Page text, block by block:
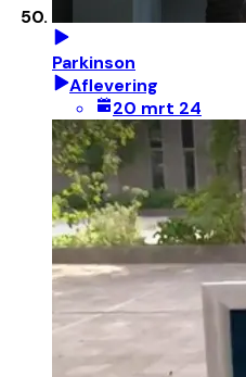
Parkinson
Aflevering
20 mrt 24